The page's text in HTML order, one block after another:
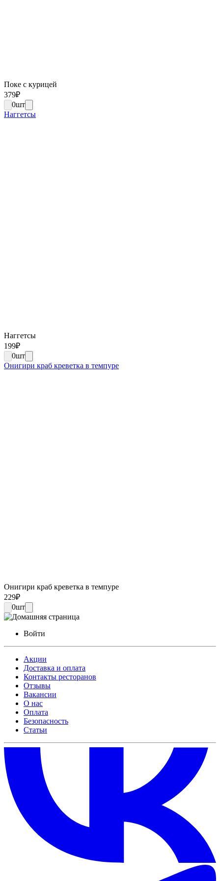
Поке с курицей
379₽
0шт
Наггетсы
Наггетсы
199₽
0шт
Онигири краб креветка в темпуре
Онигири краб креветка в темпуре
229₽
0шт
Войти
Акции
Доставка и оплата
Контакты ресторанов
Отзывы
Вакансии
О нас
Оплата
Безопасность
Статьи